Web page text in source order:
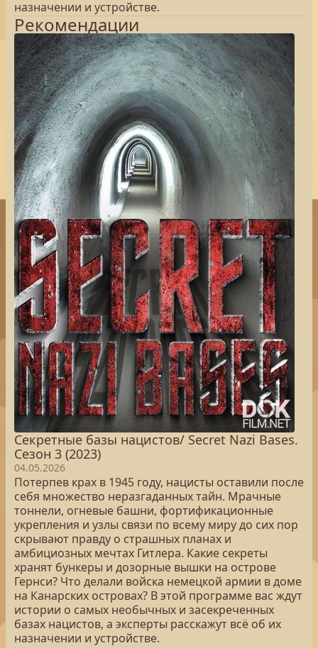
назначении и устройстве.
Рекомендации
Секретные базы нацистов/ Secret Nazi Bases.
Сезон 3 (2023)
04.05.2026
Потерпев крах в 1945 году, нацисты оставили после
себя множество неразгаданных тайн. Мрачные
тоннели, огневые башни, фортификационные
укрепления и узлы связи по всему миру до сих пор
скрывают правду о страшных планах и
амбициозных мечтах Гитлера. Какие секреты
хранят бункеры и дозорные вышки на острове
Гернси? Что делали войска немецкой армии в доме
на Канарских островах? В этой программе вас ждут
истории о самых необычных и засекреченных
базах нацистов, а эксперты расскажут всё об их
назначении и устройстве.